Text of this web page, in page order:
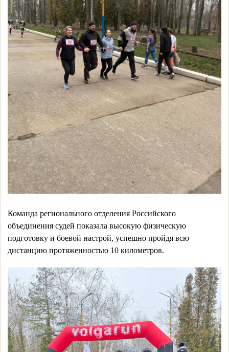
Команда регионального отделения Российского
объединения судей показала высокую физическую
подготовку и боевой настрой, успешно пройдя всю
дистанцию протяженностью 10 километров.